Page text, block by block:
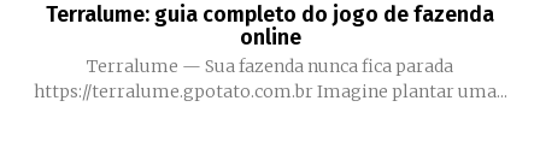
Terralume: guia completo do jogo de fazenda
online
Terralume — Sua fazenda nunca fica parada
https://terralume.gpotato.com.br Imagine plantar uma...